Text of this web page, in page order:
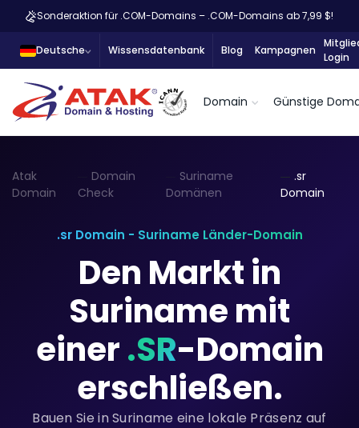
Sonderaktion für .COM-Domains – .COM-Domains ab 7,99 $!
Deutsche Wissensdatenbank Blog Kampagnen
Login
Domain Günstige
Atak
Domain
Domain
Check
Suriname
Domänen
.sr
Domain
.sr Domain - Suriname Länder-Domain
Den Markt in
Suriname mit
einer.SR-Domain
erschließen.
Bauen Sie in Suriname eine lokale Präsenz auf